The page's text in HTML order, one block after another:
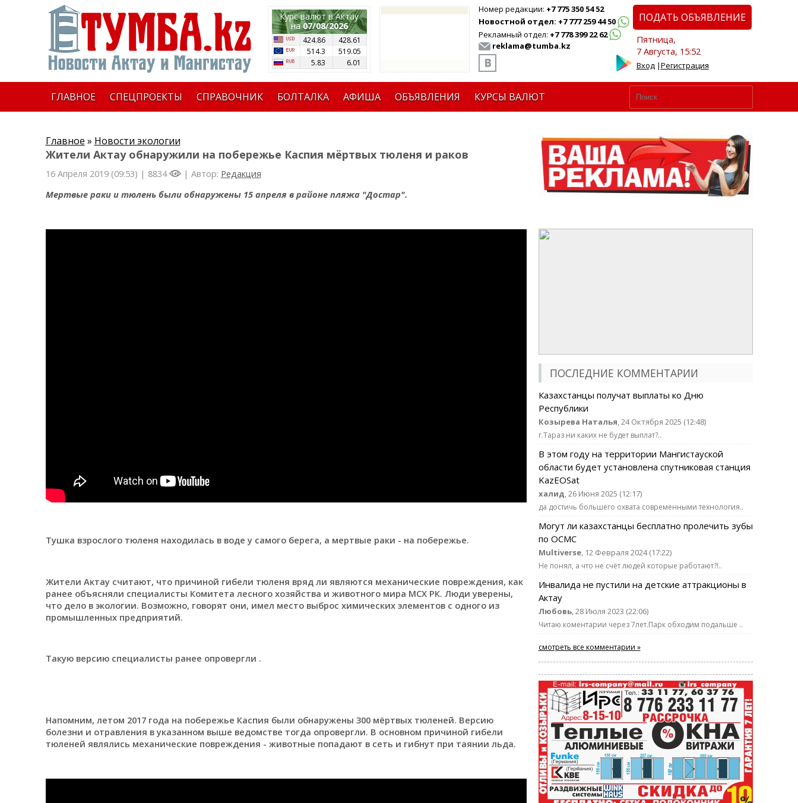
Курс валют в Актау
на07/08/2026
424.86
428.61
514.3
519.05
5.83
6.01
Номер редакции: +7 775 350 54 52
Новостной отдел: +7 777 259 44 50
Рекламный отдел: +7 778 399 22 62
reklama@tumba.kz
ПОДАТЬ ОБЪЯВЛЕНИЕ
Пятница,
7 Августа, 15:52
Вход|Регистрация
ГЛАВНОЕ СПЕЦПРОЕКТЫ СПРАВОЧНИК БОЛТАЛКА АФИША ОБЪЯВЛЕНИЯ КУРСЫ ВАЛЮТ
Главное » Новости экологии
Жители Актау обнаружили на побережье Каспия мёртвых тюленя и раков
16 Апреля 2019 (09:53) | 8834 | Автор: Редакция
Мертвые раки и тюлень были обнаружены 15 апреля в районе пляжа "Достар".
Тушка взрослого тюленя находилась в воде у самого берега, а мертвые раки - на побережье.
Жители Актау считают, что причиной гибели тюленя вряд ли являются механические повреждения, как
ранее объясняли специалисты Комитета лесного хозяйства и животного мира МСХ РК. Люди уверены,
что дело в экологии. Возможно, говорят они, имел место выброс химических элементов с одного из
промышленных предприятий.
Такую версию специалисты ранее опровергли .
Напомним, летом 2017 года на побережье Каспия были обнаружены 300 мёртвых тюленей. Версию
болезни и отравления в указанном выше ведомстве тогда опровергли. В основном причиной гибели
тюленей являлись механические повреждения - животные попадают в сеть и гибнут при таянии льда.
ПОСЛЕДНИЕ КОММЕНТАРИИ
Казахстанцы получат выплаты ко Дню
Республики
Козырева Наталья, 24 Октября 2025 (12:48)
г.Тараз ни каких не будет выплат?..
В этом году на территории Мангистауской
области будет установлена спутниковая станция
KazEOSat
халид, 26 Июня 2025 (12:17)
да достичь большего охвата современными технология..
Могут ли казахстанцы бесплатно пролечить зубы
по ОСМС
Multiverse, 12 Февраля 2024 (17:22)
Не понял, а что не счёт людей которые работают?!..
Инвалида не пустили на детские аттракционы в
Актау
Любовь, 28 Июля 2023 (22:06)
Читаю коментарии через 7лет.Парк обходим подальше ..
смотреть все комментарии »